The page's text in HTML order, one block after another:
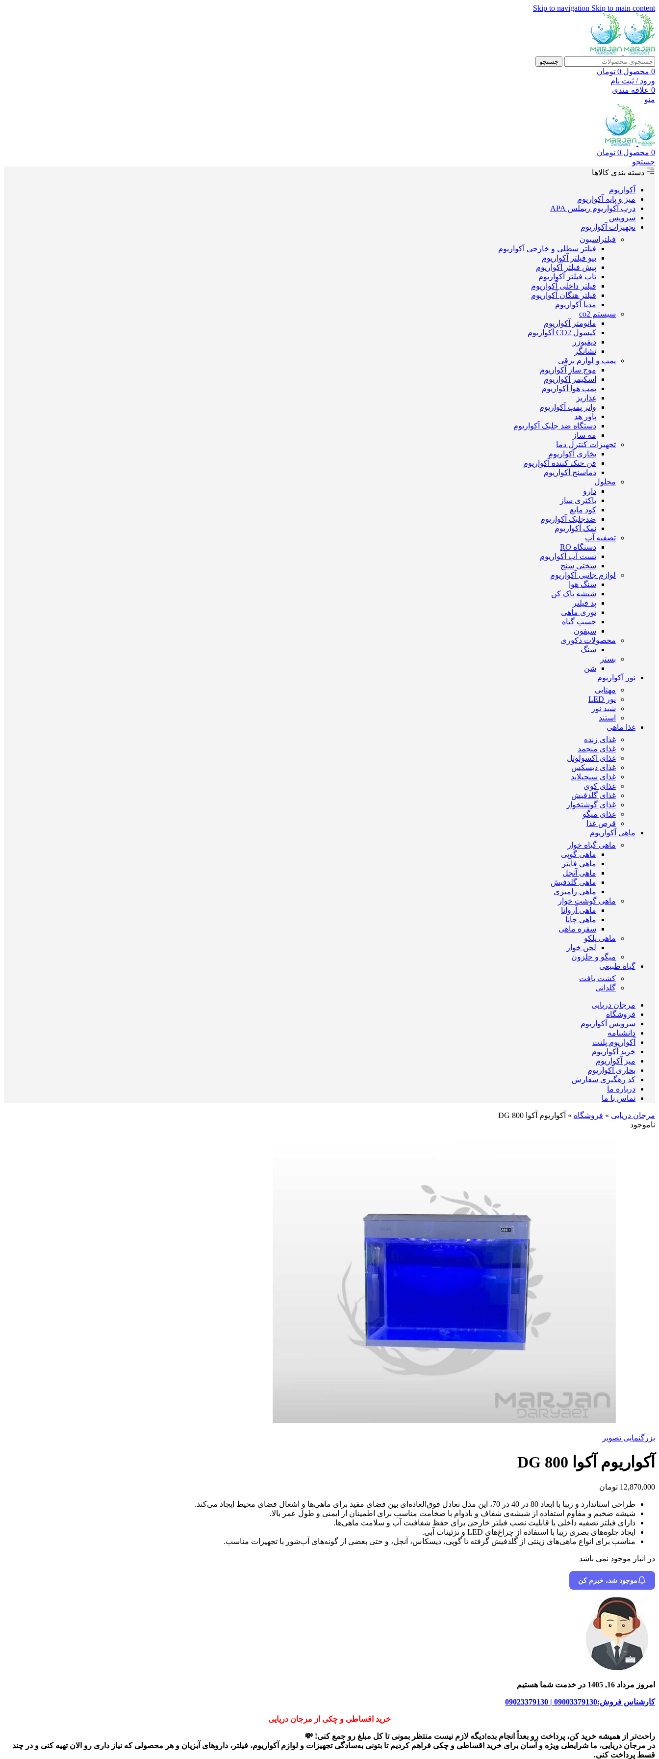
Skip to navigation Skip to main content
جستجو
0 محصول 0 تومان
ورود / ثبت نام
0 علاقه مندی
منو
0 محصول 0 تومان
جستجو
دسته بندی کالاها
آکواریوم
میز و پایه آکواریوم
درب آکواریوم ریملس APA
سرویس
تجهیزات آکواریوم
فیلتراسیون
فیلتر سطلی و خارجی آکواریوم
بیو فیلتر آکواریوم
پیش فیلتر آکواریوم
تاپ فیلتر آکواریوم
فیلتر داخلی آکواریوم
فیلتر هنگان آکواریوم
مدیا آکواریوم
سیستم co2
مانومتر آکواریوم
کپسول CO2 آکواریوم
دیفیوزر
نشانگر
پمپ و لوازم برقی
موج ساز آکواریوم
اسکیمر آکواریوم
پمپ هوا آکواریوم
غذاریز
واتر پمپ آکواریوم
پاور هد
دستگاه ضد جلبک آکواریوم
مه ساز
تجهیزات کنترل دما
بخاری آکواریوم
فن خنک کننده آکواریوم
دماسنج آکواریوم
محلول
دارو
باکتری ساز
کود مایع
ضدجلبک آکواریوم
نمک آکواریوم
تصفیه آب
دستگاه RO
تست آب آکواریوم
سختی سنج
لوازم جانبی آکواریوم
سنگ هوا
شیشه پاک کن
پد فیلتر
توری ماهی
چسب گیاه
سیفون
محصولات دکوری
سنگ
بستر
شن
نور آکواریوم
مهتابی
نور LED
شید نور
استند
غذا ماهی
غذای زنده
غذای منجمد
غذای اکسولوتل
غذای دیسکس
غذای سیچیلاید
غذای کوی
غذای گلدفیش
غذای گوشتخوار
غذای میگو
قرص غذا
ماهی آکواریوم
ماهی گیاه خوار
ماهی گوپی
ماهی فایتر
ماهی آنجل
ماهی گلدفیش
ماهی رامیزی
ماهی گوشت خوار
ماهی آروانا
ماهی چانا
سفره ماهی
ماهی پلکو
لجن خوار
میگو و حلزون
گیاه طبیعی
کشت بافت
گلدانی
مرجان دریایی
فروشگاه
سرویس آکواریوم
دانشنامه
آکواریوم پلنت
خرید آکواریوم
میز آکواریوم
بخاری آکواریوم
کد رهگیری سفارش
درباره ما
تماس با ما
مرجان دریایی » فروشگاه » آکواریوم آکوا DG 800
ناموجود
بزرگنمایی تصویر
آکواریوم آکوا DG 800
12,870,000 تومان
طراحی استاندارد و زیبا با ابعاد 80 در 40 در 70، این مدل تعادل فوق‌العاده‌ای بین فضای مفید برای ماهی‌ها و اشغال فضای محیط ایجاد می‌کند.
شیشه ضخیم و مقاوم استفاده از شیشه‌ی شفاف و بادوام با ضخامت مناسب برای اطمینان از ایمنی و طول عمر بالا.
دارای فیلتر تصفیه داخلی یا قابلیت نصب فیلتر خارجی برای حفظ شفافیت آب و سلامت ماهی‌ها.
ایجاد جلوه‌های بصری زیبا با استفاده از چراغ‌های LED و تزئینات آبی.
مناسب برای انواع ماهی‌های زینتی از گلدفیش گرفته تا گوپی، دیسکاس، آنجل، و حتی بعضی از گونه‌های آب‌شور با تجهیزات مناسب.
در انبار موجود نمی باشد
موجود شد، خبرم کن
امروز مرداد 16, 1405 در خدمت شما هستیم
کارشناس فروش:09003379130 | 09023379130
خرید اقساطی و چکی از مرجان دریایی
راحت‌تر از همیشه خرید کن، پرداخت رو بعداً انجام بده!دیگه لازم نیست منتظر بمونی تا کل مبلغ رو جمع کنی! 💸
در مرجان دریایی، ما شرایطی ویژه و آسان برای خرید اقساطی و چکی فراهم کردیم تا بتونی به‌سادگی تجهیزات و لوازم آکواریوم، فیلتر، داروهای آبزیان و هر محصولی که نیاز داری رو الان تهیه کنی و در چند
قسط پرداخت کنی.